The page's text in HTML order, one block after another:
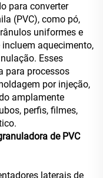
para converter
(PVC), como pó,
uniformes e
aquecimento,
Esses
para processos
por injeção,
amplamente
perfis, filmes,
de PVC
laterais de